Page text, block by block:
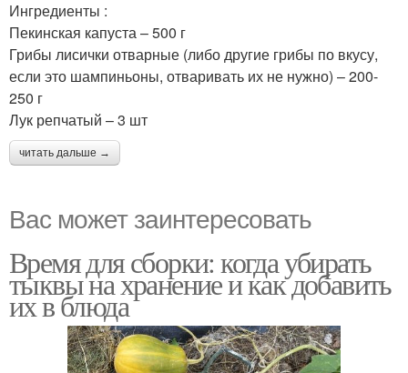
Ингредиенты :
Пекинская капуста – 500 г
Грибы лисички отварные (либо другие грибы по вкусу,
если это шампиньоны, отваривать их не нужно) – 200-
250 г
Лук репчатый – 3 шт
читать дальше →
Вас может заинтересовать
Время для сборки: когда убирать
тыквы на хранение и как добавить
их в блюда